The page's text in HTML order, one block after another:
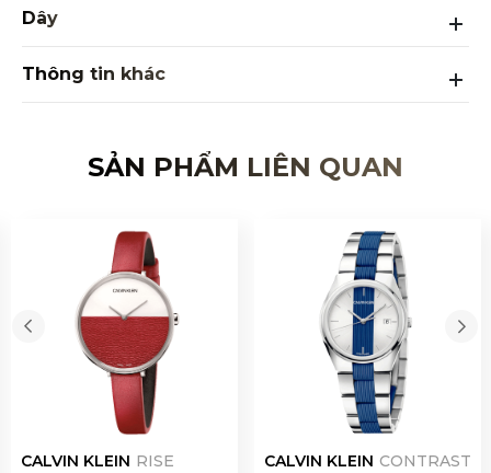
Dây
Thông tin khác
SẢN PHẨM LIÊN QUAN
CALVIN KLEIN RISE
CALVIN KLEIN CONTRAST